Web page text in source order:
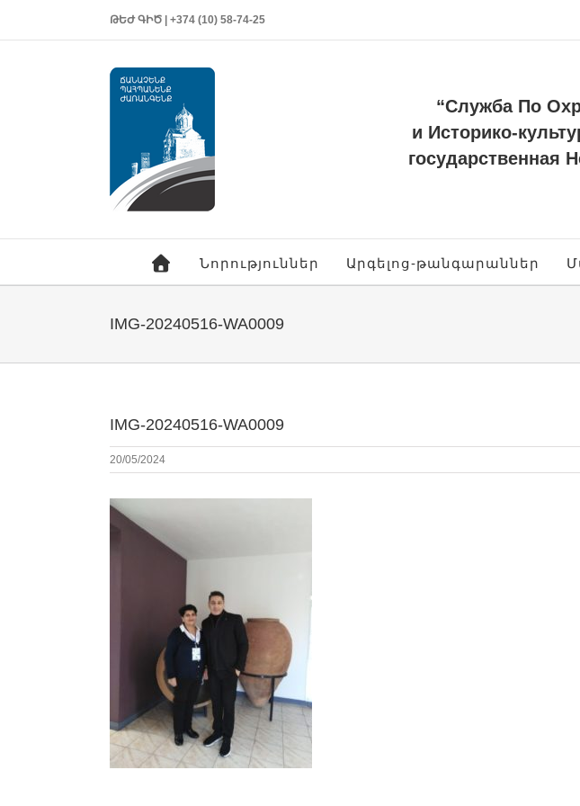
ԹԵԺ ԳԻԾ | +374 (10) 58-74-25
“Служба По
и Историко-
государственная
Նորություններ Արգելոց-թանգարաններ
IMG-20240516-WA0009
IMG-20240516-WA0009
20/05/2024